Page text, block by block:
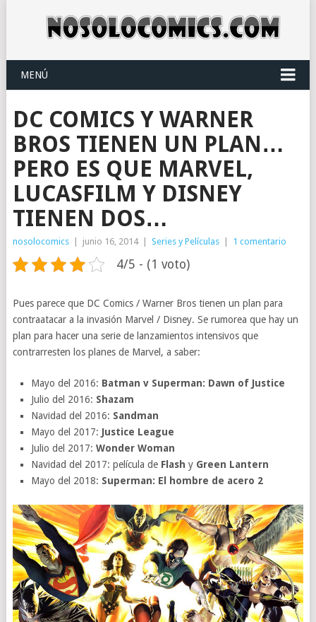
MENÚ
DC COMICS Y WARNER
BROS TIENEN UN PLAN…
PERO ES QUE MARVEL,
LUCASFILM Y DISNEY
TIENEN DOS…
nosolocomics junio 16, 2014 Series y Películas 1 comentario
4/5 - (1 voto)
Pues parece que DC Comics / Warner Bros tienen un plan para
contraatacar a la invasión Marvel / Disney. Se rumorea que hay un
plan para hacer una serie de lanzamientos intensivos que
contrarresten los planes de Marvel, a saber:
Mayo del 2016: Batman v Superman: Dawn of Justice
Julio del 2016: Shazam
Navidad del 2016: Sandman
Mayo del 2017: Justice League
Julio del 2017:Wonder Woman
Navidad del 2017: película de Flash y Green Lantern
Mayo del 2018: Superman: El hombre de acero 2